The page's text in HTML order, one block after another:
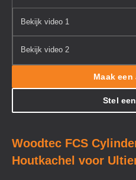
Bekijk video 1
Bekijk video 2
Maak een
Stel
Woodtec FCS
Houtkachel voor